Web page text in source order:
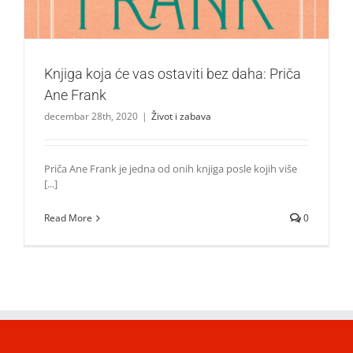
Knjiga koja će vas ostaviti bez daha: Priča
Ane Frank
decembar 28th, 2020 | Život i zabava
Priča Ane Frank je jedna od onih knjiga posle kojih više
[...]
Read More 0